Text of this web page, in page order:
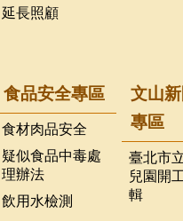
延長照顧
食品安全專區
食材肉品安全
疑似食品中毒處
理辦法
飲用水檢測
文山
專區
臺北市
兒園開
輯